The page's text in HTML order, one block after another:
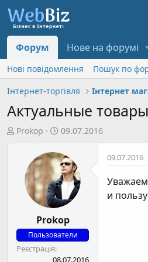
Форум Нове на форумі
Нові повідомлення
Пошук по
Інтернет-торгівля
Інтернет
Актуальные
А
и
Prokop
Д
т
а
с
т
в
о
р
е
09.07.2016
Prokop
Пользователи
Реєстрація
08.07.2016
09.07.2016
и